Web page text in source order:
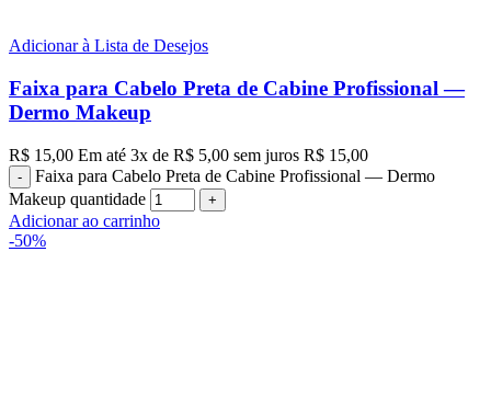
Adicionar à Lista de Desejos
Faixa para Cabelo Preta de Cabine Profissional —
Dermo Makeup
R$ 15,00 Em até 3x de R$ 5,00 sem juros R$ 15,00
Faixa para Cabelo Preta de Cabine Profissional — Dermo
Makeup quantidade
Adicionar ao carrinho
-50%